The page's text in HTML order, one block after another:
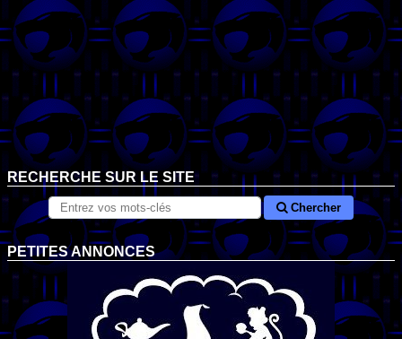
RECHERCHE SUR LE SITE
Chercher
PETITES ANNONCES